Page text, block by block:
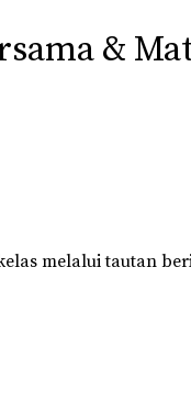
&
melalui tautan